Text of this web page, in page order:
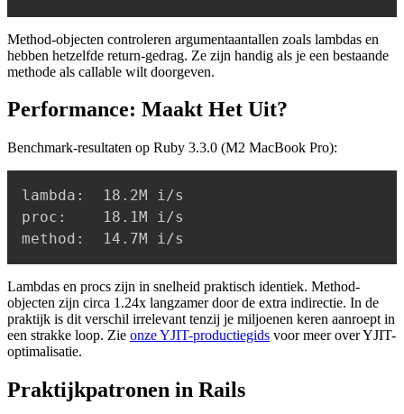
Method-objecten controleren argumentaantallen zoals lambdas en
hebben hetzelfde return-gedrag. Ze zijn handig als je een bestaande
methode als callable wilt doorgeven.
Performance: Maakt Het Uit?
Benchmark-resultaten op Ruby 3.3.0 (M2 MacBook Pro):
lambda:  18.2M i/s
proc:    18.1M i/s
Lambdas en procs zijn in snelheid praktisch identiek. Method-
objecten zijn circa 1.24x langzamer door de extra indirectie. In de
praktijk is dit verschil irrelevant tenzij je miljoenen keren aanroept in
een strakke loop. Zie onze YJIT-productiegids voor meer over YJIT-
optimalisatie.
Praktijkpatronen in Rails